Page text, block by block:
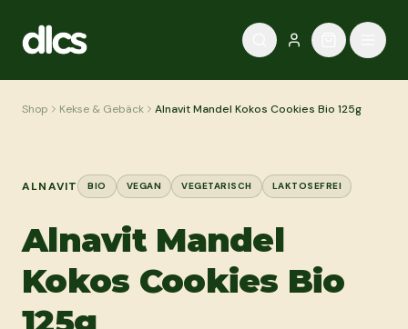
Shop Kekse & Gebäck Alnavit Mandel Kokos Cookies Bio 125g
ALNAVIT BIO VEGAN VEGETARISCH LAKTOSEFREI
Alnavit Mandel
Kokos Cookies Bio